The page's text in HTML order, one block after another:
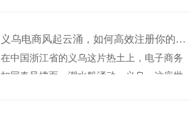
有限公司的小编将为大家做出解答。新公司
注册的步骤：1.批准名字；时间：10分钟。2.
递交文件时间限制为30分钟；完成核名后，
​义乌电商风起云涌，如何高效注册你的电子商务公司
在中国浙江省的义乌这片热土上，电子商务
如同春风拂面、潮水般涌动。义乌，这座世